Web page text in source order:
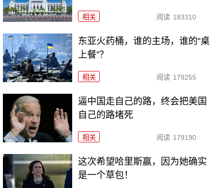
相关 阅读 183310
东亚火药桶，谁的主场，谁的“桌
上餐”？
相关 阅读 179255
逼中国走自己的路，终会把美国
自己的路堵死
相关 阅读 179190
这次希望哈里斯赢，因为她确实
是一个草包！